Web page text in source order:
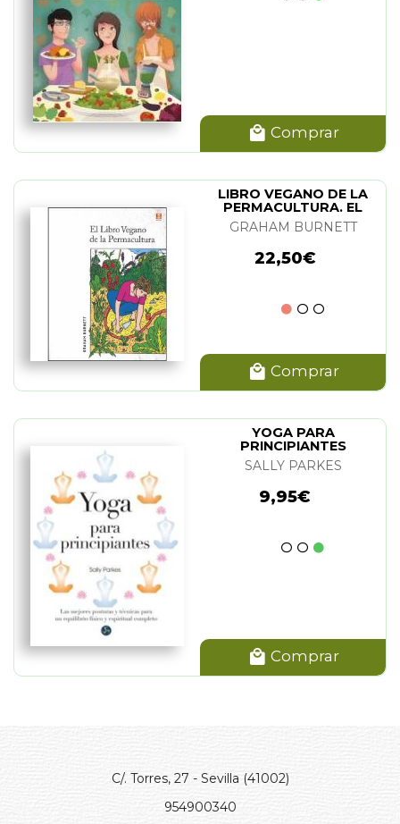
Comprar
LIBRO VEGANO DE LA
PERMACULTURA. EL
GRAHAM BURNETT
22,50€
Comprar
YOGA PARA
PRINCIPIANTES
SALLY PARKES
9,95€
Comprar
C/. Torres, 27 - Sevilla (41002)
954900340